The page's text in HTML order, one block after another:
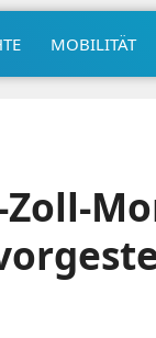
MOBILITÄT
Zoll-